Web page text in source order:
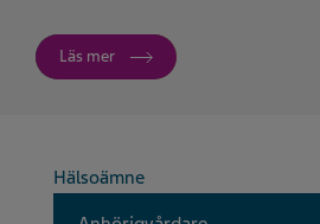
Läs mer
Hälsoämne